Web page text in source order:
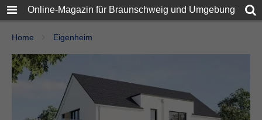
Online-Magazin für Braunschweig und Umgebung
Home Eigenheim